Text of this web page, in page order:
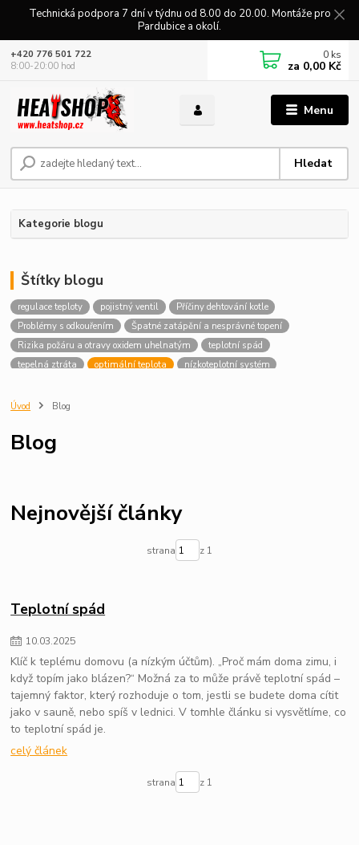
Technická podpora 7 dní v týdnu od 8.00 do 20.00. Montáže pro
Pardubice a okolí.
Menu
Hledat
+420 776 501 722
8:00-20:00 hod
0 ks
za 0,00 Kč
Kategorie blogu
Štítky blogu
regulace teploty pojistný ventil
Příčiny dehtování kotle
Problémy s odkouřením
Špatné zatápění a nesprávné topení
Rizika požáru a otravy oxidem uhelnatým
teplotní spád
tepelná ztráta
optimální teplota
nízkoteplotní systém
správné nastavení
Průvodce výběrem tepelného čerpadla
výměna ventilu
expanzní nádoba
Úvod Blog
Blog
Nejnovější články
strana z 1
Teplotní spád
10.03.2025
Klíč k teplému domovu (a nízkým účtům). „Proč mám doma zimu, i
když topím jako blázen?“ Možná za to může právě teplotní spád –
tajemný faktor, který rozhoduje o tom, jestli se budete doma cítit
jako v sauně, nebo spíš v lednici. V tomhle článku si vysvětlíme, co
to teplotní spád je.
celý článek
strana z 1